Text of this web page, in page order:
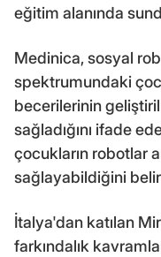
eğitim alanında
Medinica, sosyal
spektrumundaki
becerilerinin
sağladığını ifade
çocukların robotlar
sağlayabildiğini
İtalya'dan katılan
farkındalık